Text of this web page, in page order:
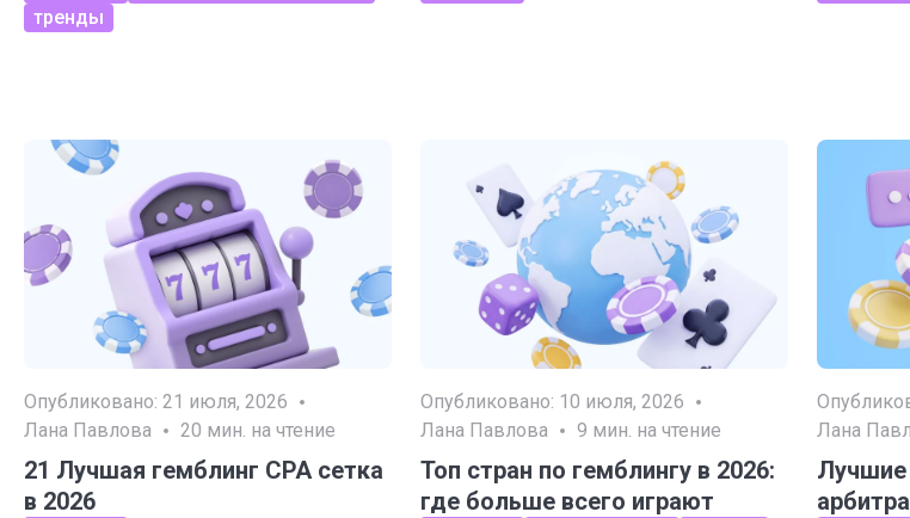
тренды
Опубликовано: 21 июля, 2026
Лана Павлова
20 мин. на чтение
21 Лучшая гемблинг CPA сетка
в 2026
Опубликовано: 10 июля, 2026
Лана Павлова
9 мин. на чтение
Топ стран по гемблингу в 2026:
где больше всего играют
Лана